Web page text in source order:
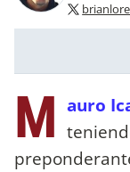
M auro